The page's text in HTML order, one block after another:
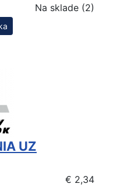
Na sklade (2)
UZ
€ 2,34